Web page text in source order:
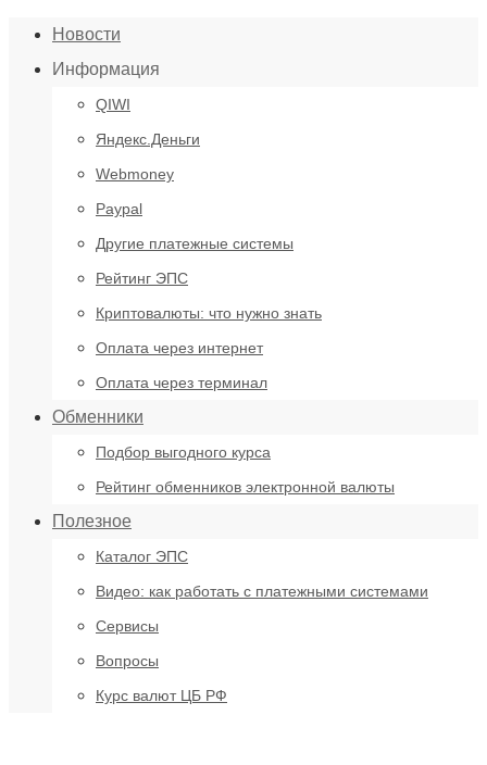
Новости
Информация
QIWI
Яндекс.Деньги
Webmoney
Paypal
Другие платежные системы
Рейтинг ЭПС
Криптовалюты: что нужно знать
Оплата через интернет
Оплата через терминал
Обменники
Подбор выгодного курса
Рейтинг обменников электронной валюты
Полезное
Каталог ЭПС
Видео: как работать с платежными системами
Сервисы
Вопросы
Курс валют ЦБ РФ